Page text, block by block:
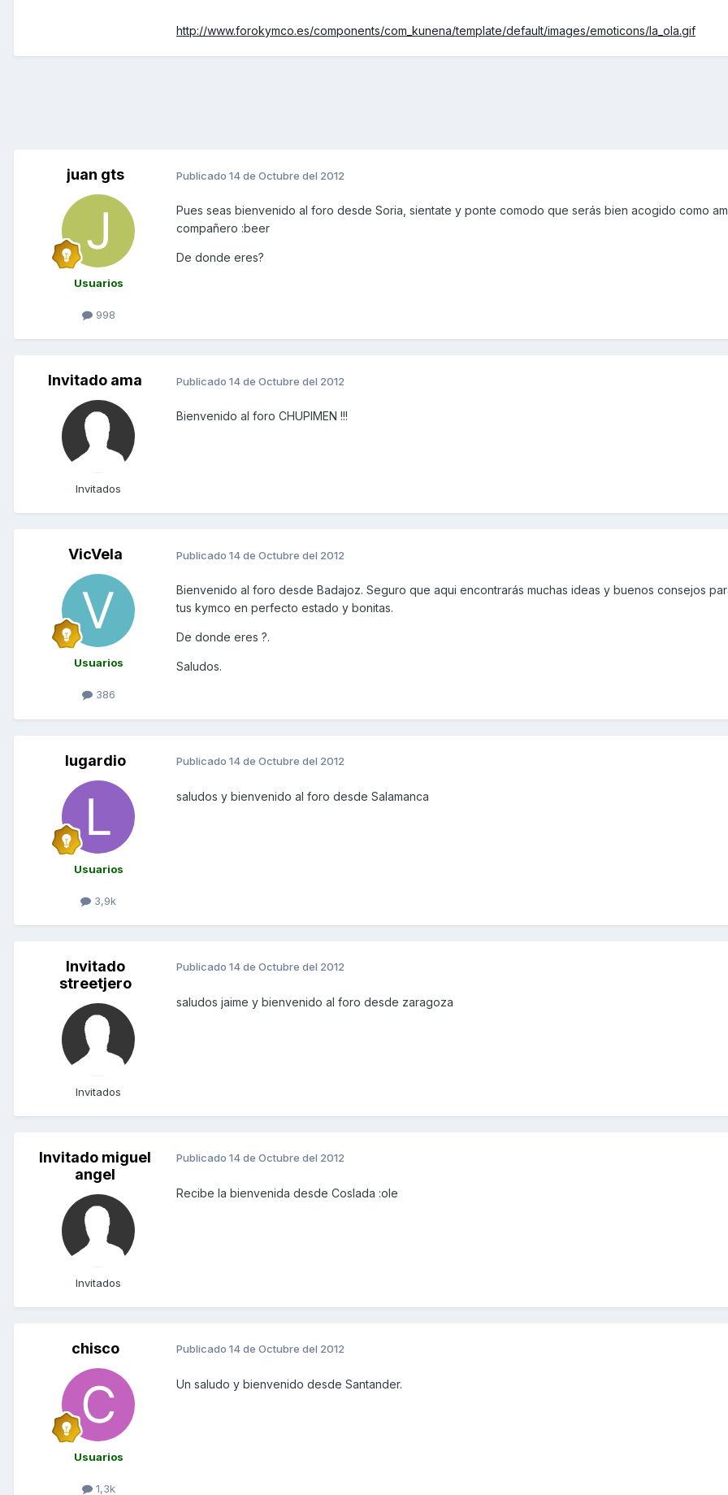
http://www.forokymco.es/components/com_kunena/template/default/images/emoticons/la_ola.gif
juan gts
Usuarios
998
Publicado 14 de Octubre del 2012
Pues seas bienvenido al foro desde Soria, sientate y ponte comodo que serás bien acogido como
compañero :beer
De donde eres?
Invitado ama
Invitados
Publicado 14 de Octubre del 2012
Bienvenido al foro CHUPIMEN !!!
VicVela
Usuarios
386
Publicado 14 de Octubre del 2012
Bienvenido al foro desde Badajoz. Seguro que aqui encontrarás muchas ideas y buenos consejos
tus kymco en perfecto estado y bonitas.
De donde eres ?.
Saludos.
lugardio
Usuarios
3,9k
Publicado 14 de Octubre del 2012
saludos y bienvenido al foro desde Salamanca
Invitado
streetjero
Invitados
Publicado 14 de Octubre del 2012
saludos jaime y bienvenido al foro desde zaragoza
Invitado miguel
angel
Invitados
Publicado 14 de Octubre del 2012
Recibe la bienvenida desde Coslada :ole
chisco
Usuarios
1,3k
Publicado 14 de Octubre del 2012
Un saludo y bienvenido desde Santander.